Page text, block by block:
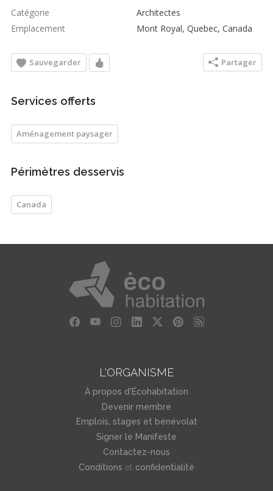
Catégorie
Architectes
Emplacement
Mont Royal, Quebec, Canada
Sauvegarder Partager
Services offerts
Aménagement paysager
Périmètres desservis
Canada
L'ORGANISME
À propos d'Écohabitation
Devenir membre
Emplois, stages et bénévolat
Signer le Manifeste
Contactez-nous
Conditions et confidentialité